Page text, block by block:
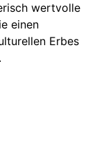
wertvolle
einen
Erbes